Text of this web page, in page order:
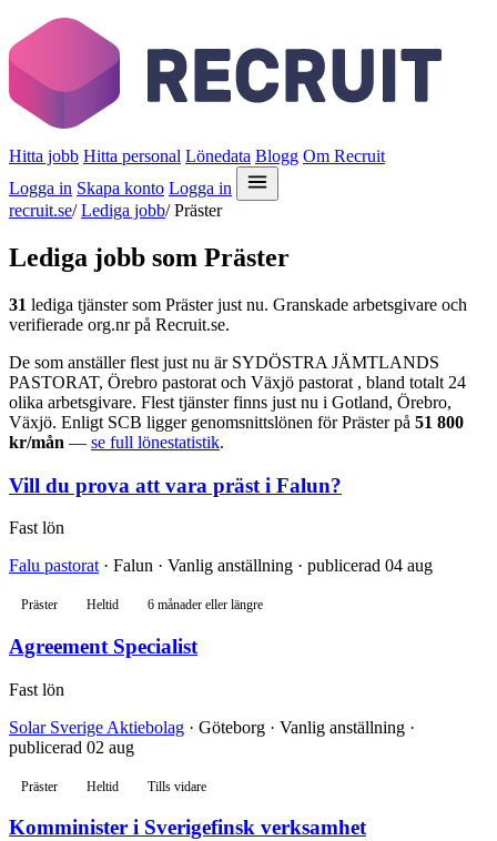
Hitta jobb Hitta personal Lönedata Blogg Om Recruit
Logga in Skapa konto Logga in
recruit.se/ Lediga jobb/ Präster
Lediga jobb som Präster
31 lediga tjänster som Präster just nu. Granskade arbetsgivare och
verifierade org.nr på Recruit.se.
De som anställer flest just nu är SYDÖSTRA JÄMTLANDS
PASTORAT, Örebro pastorat och Växjö pastorat , bland totalt 24
olika arbetsgivare. Flest tjänster finns just nu i Gotland, Örebro,
Växjö. Enligt SCB ligger genomsnittslönen för Präster på 51 800
kr/mån — se full lönestatistik.
Vill du prova att vara präst i Falun?
Fast lön
Falu pastorat · Falun · Vanlig anställning · publicerad 04 aug
Präster Heltid 6 månader eller längre
Agreement Specialist
Fast lön
Solar Sverige Aktiebolag · Göteborg · Vanlig anställning ·
publicerad 02 aug
Präster Heltid Tills vidare
Komminister i Sverigefinsk verksamhet